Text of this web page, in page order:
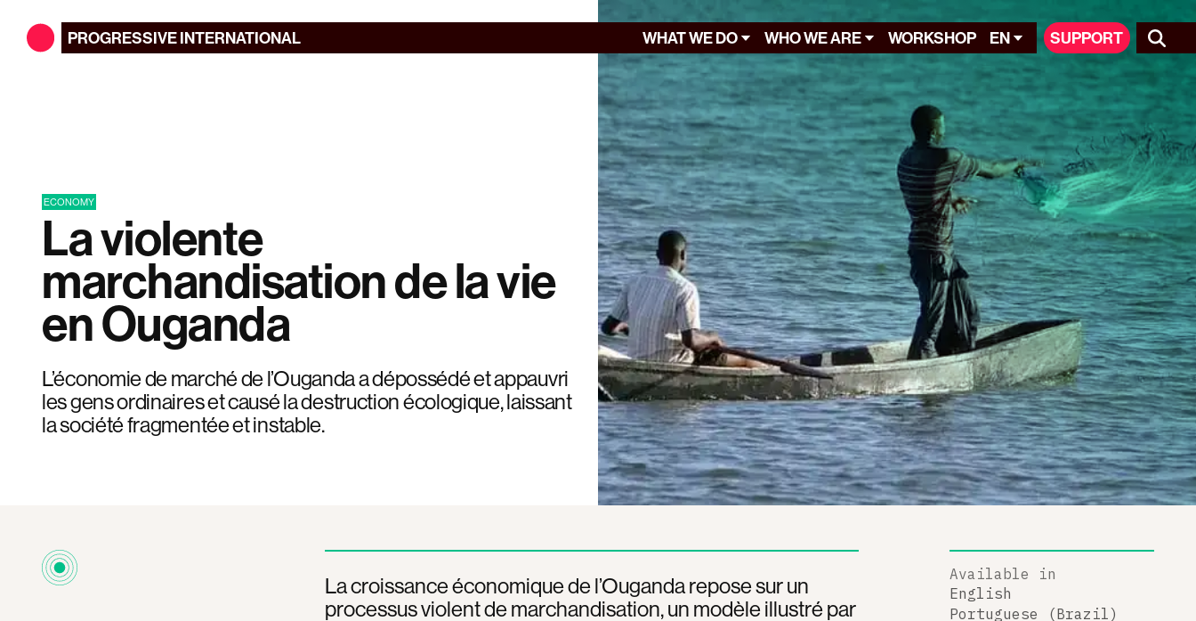
PROGRESSIVEINTERNATIONAL WHAT WE DO WHO WE ARE WORKSHOP EN SUPPORT
ECONOMY
La violente
marchandisation de la vie
en Ouganda
L’économie de marché de l’Ouganda a dépossédé et appauvri
les gens ordinaires et causé la destruction écologique, laissant
la société fragmentée et instable.
La croissance économique de l’Ouganda repose sur un
processus violent de marchandisation, un modèle illustré par
Available in
English
Portuguese (Brazil)